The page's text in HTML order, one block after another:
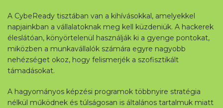
A CybeReady tisztában van a kihívásokkal, amelyekkel
napjainkban a vállalatoknak meg kell küzdeniük. A hackerek
éleslátóan, könyörtelenül használják ki a gyenge pontokat,
miközben a munkavállalók számára egyre nagyobb
nehézséget okoz, hogy felismerjék a szofisztikált
támadásokat.
A hagyományos képzési programok többnyire stratégia
nélkül működnek és túlságosan is általános tartalmuk miatt